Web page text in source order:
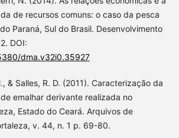
de recursos comuns: o caso da pesca
Paraná, Sul do Brasil. Desenvolvimento
DOI:
dma.v32i0.35927
& Salles, R. D. (2011). Caracterização da
emalhar derivante realizada no
Estado do Ceará. Arquivos de
v. 44, n. 1 p. 69-80.